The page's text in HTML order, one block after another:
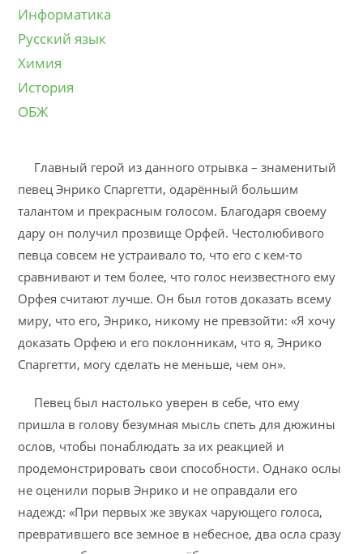
Информатика
Русский язык
Химия
История
ОБЖ
Главный герой из данного отрывка – знаменитый
певец Энрико Спаргетти, одарённый большим
талантом и прекрасным голосом. Благодаря своему
дару он получил прозвище Орфей. Честолюбивого
певца совсем не устраивало то, что его с кем-то
сравнивают и тем более, что голос неизвестного ему
Орфея считают лучше. Он был готов доказать всему
миру, что его, Энрико, никому не превзойти: «Я хочу
доказать Орфею и его поклонникам, что я, Энрико
Спаргетти, могу сделать не меньше, чем он».
Певец был настолько уверен в себе, что ему
пришла в голову безумная мысль спеть для дюжины
ослов, чтобы понаблюдать за их реакцией и
продемонстрировать свои способности. Однако ослы
не оценили порыв Энрико и не оправдали его
надежд: «При первых же звуках чарующего голоса,
превратившего все земное в небесное, два осла сразу